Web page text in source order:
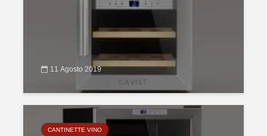
11 Agosto 2019
CANTINETTE VINO